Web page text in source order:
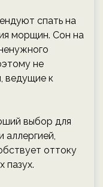
спать на
морщин. Сон на
не
ведущие к
выбор для
аллергией,
оттоку
пазух.